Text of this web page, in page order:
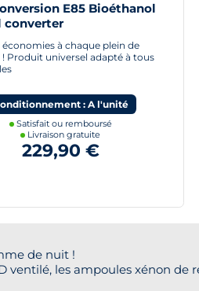
E85 Bioéthanol
converter
économies à chaque plein de
Produit universel adapté à tous
: A l'unité
Satisfait ou remboursé
Livraison gratuite
229,90 €
de nuit !
ventilé, les ampoules xénon de